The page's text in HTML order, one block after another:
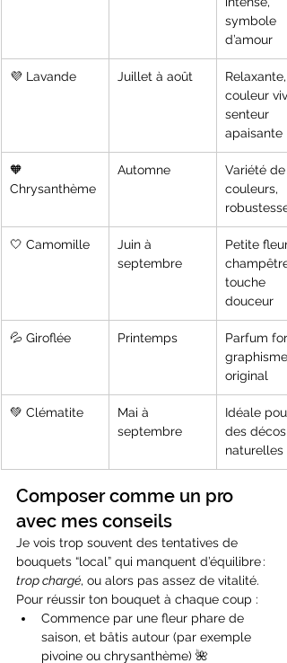
symbole
d’amour
💜 Lavande Juillet à août
Relaxante,
couleur
senteur
apaisante
🧡
Chrysanthème
Automne
Variété de
couleurs,
robustesse
🤍 Camomille
Juin à
septembre
Petite fleur
touche
douceur
💦 Giroflée Printemps
Parfum
graphisme
original
💚 Clématite
Mai à
septembre
Idéale pour
des décos
naturelles
Composer comme un pro
avec mes conseils
Je vois trop souvent des tentatives de
bouquets “local” qui manquent d’équilibre :
trop chargé, ou alors pas assez de vitalité.
Pour réussir ton bouquet à chaque coup :
Commence par une fleur phare de
saison, et bâtis autour (par exemple
pivoine ou chrysanthème) 🌺